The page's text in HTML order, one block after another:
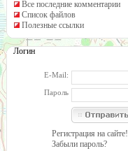
Все последние комментарии
Список файлов
Полезные ссылки
Логин
E-Mail:
Пароль
Регистрация на сайте!
Забыли пароль?